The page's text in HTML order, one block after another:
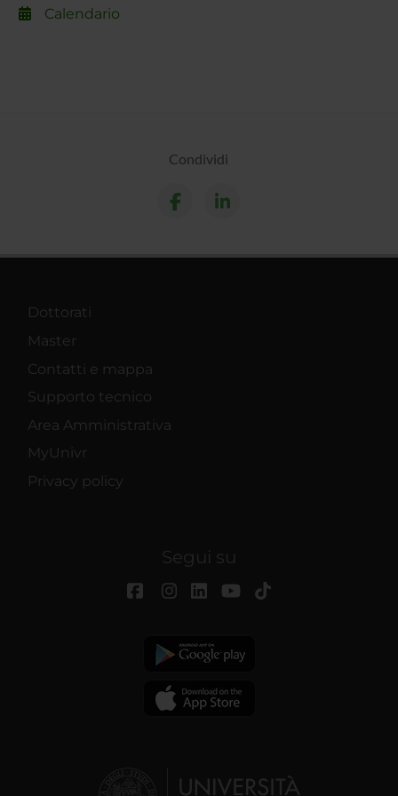
Calendario
Condividi
Dottorati
Master
Contatti e mappa
Supporto tecnico
Area Amministrativa
MyUnivr
Privacy policy
Segui su